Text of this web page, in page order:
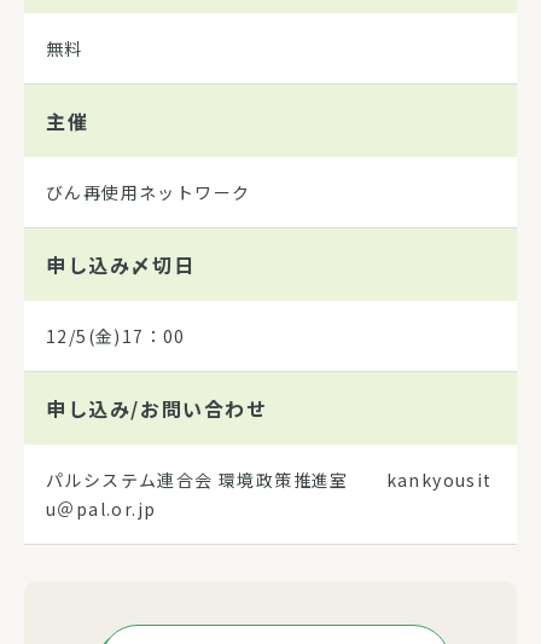
無料
主催
びん再使用ネットワーク
申し込み〆切日
12/5(金)17：00
申し込み/お問い合わせ
パルシステム連合会 環境政策推進室 kankyousit
u＠pal.or.jp